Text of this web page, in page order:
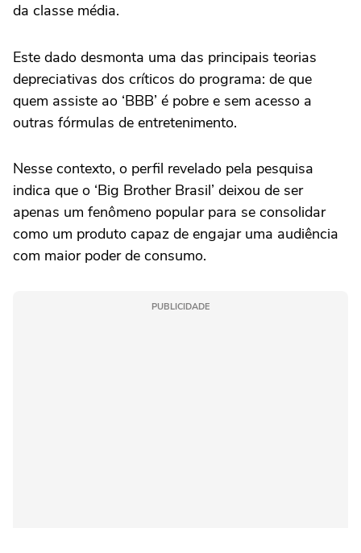
da classe média.
Este dado desmonta uma das principais teorias
depreciativas dos críticos do programa: de que
quem assiste ao ‘BBB’ é pobre e sem acesso a
outras fórmulas de entretenimento.
Nesse contexto, o perfil revelado pela pesquisa
indica que o ‘Big Brother Brasil’ deixou de ser
apenas um fenômeno popular para se consolidar
como um produto capaz de engajar uma audiência
com maior poder de consumo.
PUBLICIDADE